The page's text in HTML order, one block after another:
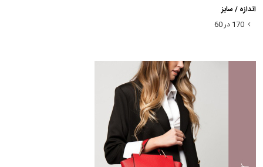
اندازه / سایز
170 در 60